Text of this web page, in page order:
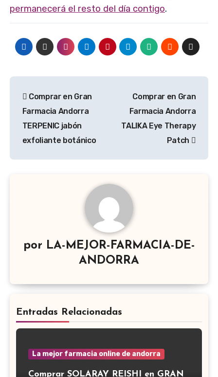
permanecerá el resto del día contigo.
de
entradas
Comprar en Gran
Farmacia Andorra
TERPENIC jabón
exfoliante botánico
Comprar en Gran
Farmacia Andorra
TALIKA Eye Therapy
Patch
por LA-MEJOR-FARMACIA-DE-
ANDORRA
Entradas Relacionadas
La mejor farmacia online de andorra
Comprar SOLARAY REISHI en GRAN